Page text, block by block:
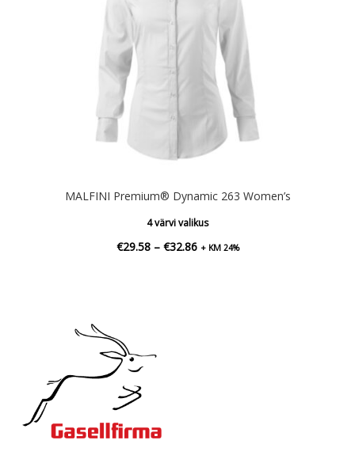
MALFINI Premium® Dynamic 263 Women’s
4 värvi valikus
€29.58 – €32.86Hinnavahemik:
+ KM 24%